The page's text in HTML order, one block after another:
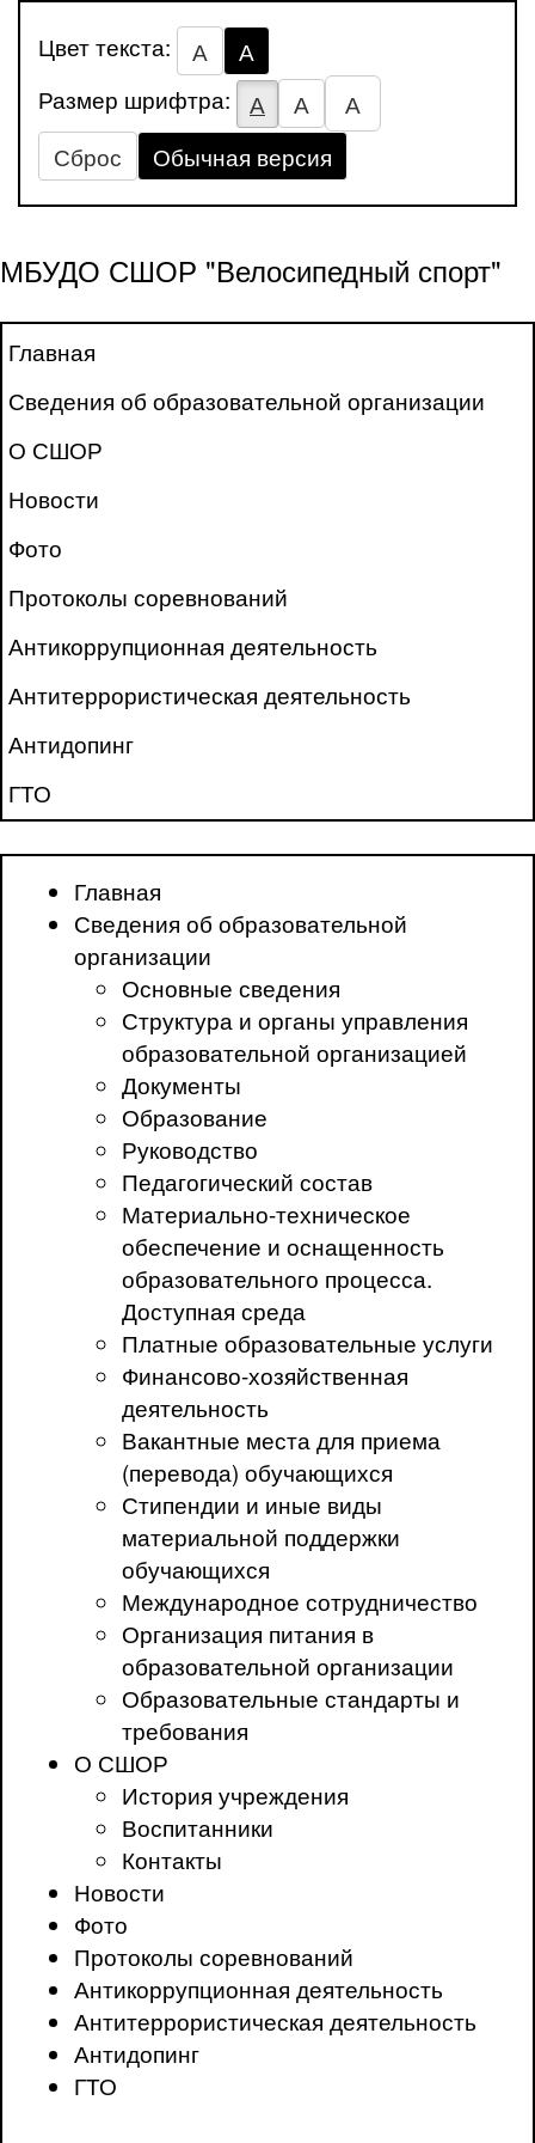
Цвет текста: А
А
Размер шрифтра:
А А
А
Сброс
Обычная версия
МБУДО СШОР "Велосипедный спорт"
Главная
Сведения об образовательной организации
О СШОР
Новости
Фото
Протоколы соревнований
Антикоррупционная деятельность
Антитеррористическая деятельность
Антидопинг
ГТО
Главная
Сведения об образовательной
организации
Основные сведения
Структура и органы управления
образовательной организацией
Документы
Образование
Руководство
Педагогический состав
Материально-техническое
обеспечение и оснащенность
образовательного процесса.
Доступная среда
Платные образовательные услуги
Финансово-хозяйственная
деятельность
Вакантные места для приема
(перевода) обучающихся
Стипендии и иные виды
материальной поддержки
обучающихся
Международное сотрудничество
Организация питания в
образовательной организации
Образовательные стандарты и
требования
О СШОР
История учреждения
Воспитанники
Контакты
Новости
Фото
Протоколы соревнований
Антикоррупционная деятельность
Антитеррористическая деятельность
Антидопинг
ГТО